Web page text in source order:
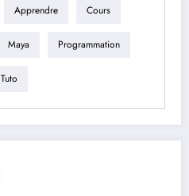
Apprendre Cours
Maya Programmation
Tuto